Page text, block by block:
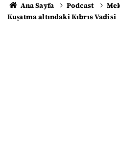
Ana Sayfa Podcast
Kuşatma altındaki Kıbrıs Vadisi